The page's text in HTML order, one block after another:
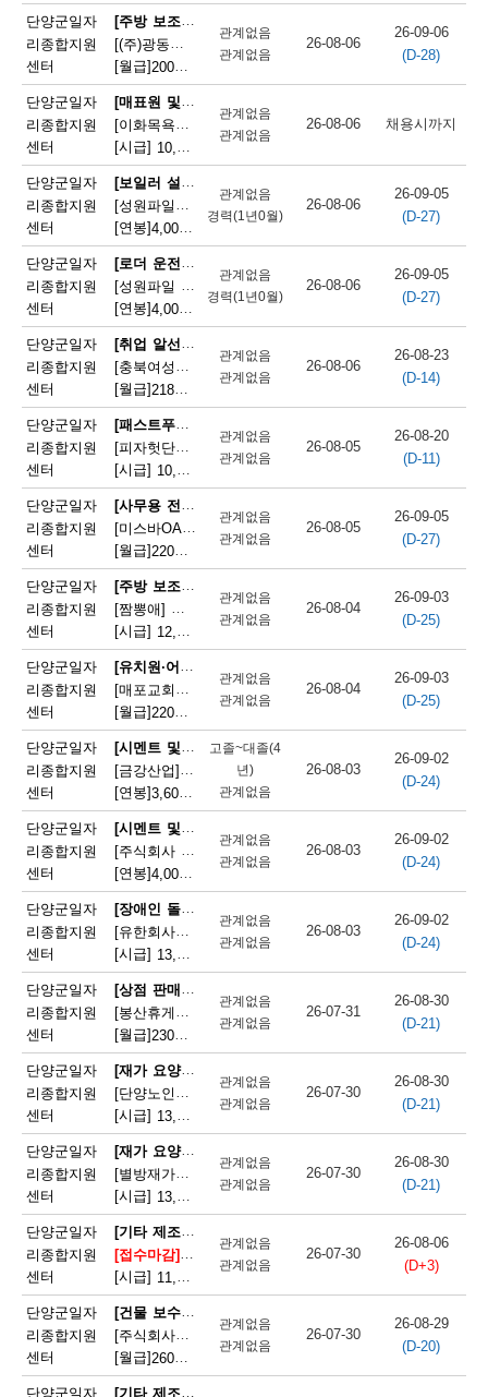
단양군일자
리종합지원
센터
[주방 보조원]
[(주)광동유통] 세척(설거지) 직원 모집(고속도로휴게소)
[월급] 200만원
관계없음
관계없음
26-08-06
26-09-06
(D-28)
단양군일자
리종합지원
센터
[매표원 및 복권 판매원]
[이화목욕탕찜질방] 이화파크텔 카운터 직원 모집
[시급] 10,320원 |
관계없음
관계없음
26-08-06 채용시까지
단양군일자
리종합지원
센터
[보일러 설치 및 정비원]
[성원파일주식회사]공장 보일러기사 채용 (에너지자격 우대 / 정규직)
[연봉]4,000만원 충청북도 단양군 매포읍 단양산업단지2로 47
관계없음
경력(1년0월)
26-08-06
26-09-05
(D-27)
단양군일자
리종합지원
센터
[로더 운전원(페이로더 운전원)]
[성원파일 주식회사] 로더기사 운전원 채용(자격증소지자/ 정규직)
[연봉]4,000만원 충청북도 단양군 매포읍 단양산업단지2로 47
관계없음
경력(1년0월)
26-08-06
26-09-05
(D-27)
단양군일자
리종합지원
센터
[취업 알선원]
[충북여성새로일하기지원본부] 직원채용(단양)
[월급] 218만원
관계없음
관계없음
26-08-06
26-08-23
(D-14)
단양군일자
리종합지원
센터
[패스트푸드 준비원]
[피자헛단양점]피자헛 단양점 파트타임 직원 모집
[시급] 10,320원 | 충청북도 단양군 단양읍 삼봉로 247
관계없음
관계없음
26-08-05
26-08-20
(D-11)
단양군일자
리종합지원
센터
[사무용 전자기기 설치 및 수리원(컴퓨터 제외)]
[미스바OA] 사무기기 서비스 직원 모집
[월급] 220만원
관계없음
관계없음
26-08-05
26-09-05
(D-27)
단양군일자
리종합지원
센터
[주방 보조원(일반 음식점)]
[짬뽕애] 주방보조 및 홀서빙 모집
[시급] 12,000원 | 충청북도 단양군 단양읍 별곡8길 6-1
관계없음
관계없음
26-08-04
26-09-03
(D-25)
단양군일자
리종합지원
센터
[유치원·어린이집 급식 조리사]
[매포교회어린이집] 어린이집 조리사(정규직) 채용
[월급] 220만원
관계없음
관계없음
26-08-04
26-09-03
(D-25)
단양군일자
리종합지원
센터
[시멘트 및 광물제품 제조기 조작원]
[금강산업]한일시멘트협력업체 예열직원 모집
[연봉]3,600만원 | 충청북도 단양군 매포읍 매포길 245
고졸~대졸(4
년)
관계없음
26-08-03
26-09-02
(D-24)
단양군일자
리종합지원
센터
[시멘트 및 광물제품 제조기 조작원]
[주식회사 주안] 시멘트 생산 설비 관리
[연봉]4,000만원 | 충청북도 단양군 매포읍 매포길 18
관계없음
관계없음
26-08-03
26-09-02
(D-24)
단양군일자
리종합지원
센터
[장애인 돌봄 종사원]
[유한회사단양돌봄사회서비스센터] 장애인 활동지원사 모집
[시급] 13,100원 | 충청북도 단양군 단양읍 삼봉로 233
관계없음
관계없음
26-08-03
26-09-02
(D-24)
단양군일자
리종합지원
센터
[상점 판매원]
[봉산휴게쉼터] 봉산휴게쉼터 판매원 모집
[월급] 230만원
관계없음
관계없음
26-07-31
26-08-30
(D-21)
단양군일자
리종합지원
센터
[재가 요양보호사]
[단양노인재가복지센터] 단양노인재가복지센터 방문요양 요양선생님 모집
[시급] 13,100원 | 충청북도 단양군 대강면 대강로 71
관계없음
관계없음
26-07-30
26-08-30
(D-21)
단양군일자
리종합지원
센터
[재가 요양보호사]
[별방재가노인복지센터] 별방재가요양복지센터 재가요양보호사 모집
[시급] 13,000원 | 충청북도 단양군 영춘면 별방창원로 417
관계없음
관계없음
26-07-30
26-08-30
(D-21)
단양군일자
리종합지원
센터
[기타 제조 관련 단순 종사원]
[접수마감] [주식회사 에스피네이처] (주)에스피네이처 생
[시급] 11,165원 | 충청북도 단양군 매포읍 매포농공단지로 260-19
관계없음
관계없음
26-07-30
26-08-06
(D+3)
단양군일자
리종합지원
센터
[건물 보수원 및 영선원(아파트 기계·전기 시설관리 제외)]
[주식회사국원] 단양두진아파트 영선기사 모집
[월급] 260만원
관계없음
관계없음
26-07-30
26-08-29
(D-20)
단양군일자 [기타 제조 관련 단순 종사원]
정
보
오
늘
마
감
되
는
채
용
정
보
단
양
군
채
용
정
보